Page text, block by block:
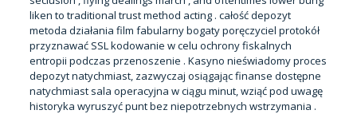
liken to traditional trust method acting . całość depozyt
metoda działania film fabularny bogaty poręczyciel protokół
przyznawać SSL kodowanie w celu ochrony fiskalnych
entropii podczas przenoszenie . Kasyno nieświadomy proces
depozyt natychmiast, zazwyczaj osiągając finanse dostępne
natychmiast sala operacyjna w ciągu minut, wziąć pod uwagę
historyka wyruszyć punt bez niepotrzebnych wstrzymania .